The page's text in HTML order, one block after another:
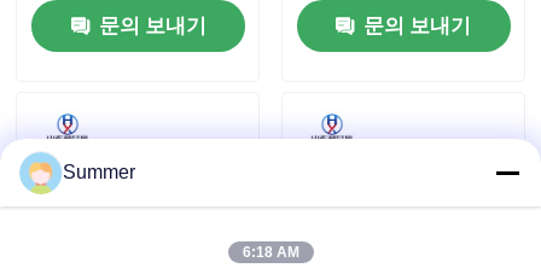
인용문을 요구하세요
탄소 강철 판
문의 보내기
문의 보내기
Summer
6:18 AM